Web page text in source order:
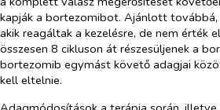
kapják a bortezomibot. Ajánlott továbbá,
akik reagáltak a kezelésre, de nem érték
összesen 8 cikluson át részesüljenek a
bortezomib egymást követő adagjai
kell eltelnie.